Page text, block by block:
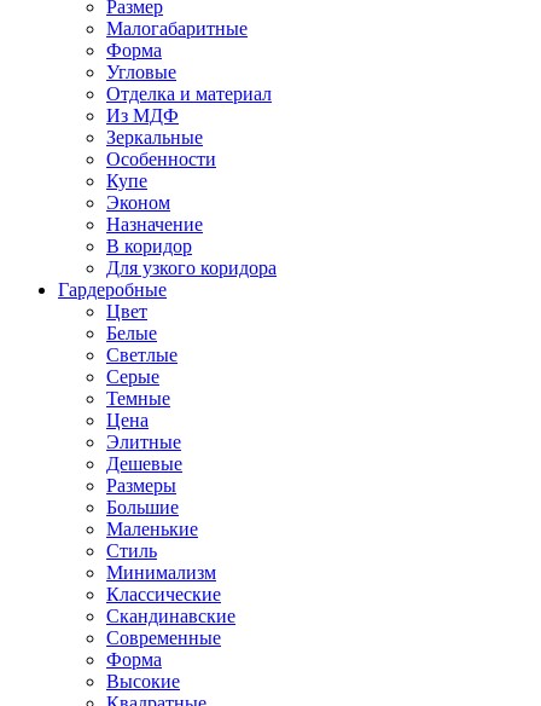
Размер
Малогабаритные
Форма
Угловые
Отделка и материал
Из МДФ
Зеркальные
Особенности
Купе
Эконом
Назначение
В коридор
Для узкого коридора
Гардеробные
Цвет
Белые
Светлые
Серые
Темные
Цена
Элитные
Дешевые
Размеры
Большие
Маленькие
Стиль
Минимализм
Классические
Скандинавские
Современные
Форма
Высокие